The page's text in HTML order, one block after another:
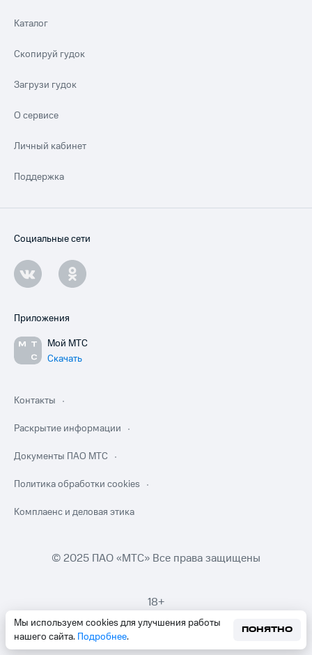
Мы используем cookies для улучшения работы
нашего сайта. Подробнее.
ПОНЯТНО
Каталог
Скопируй гудок
Загрузи гудок
О сервисе
Личный кабинет
Поддержка
Социальные сети
Приложения
Мой МТС
Скачать
Контакты
Раскрытие информации
Документы ПАО МТС
Политика обработки cookies
Комплаенс и деловая этика
© 2025 ПАО «МТС» Все права защищены
18+